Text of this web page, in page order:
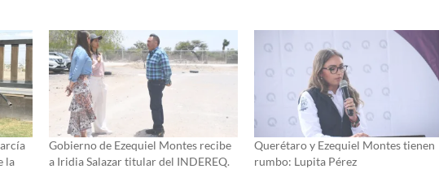
la
Gobierno de Ezequiel Montes recibe
a Iridia Salazar titular del INDEREQ.
Querétaro y Ezequiel Montes tienen
rumbo: Lupita Pérez